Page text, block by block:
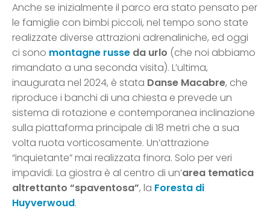
Anche se inizialmente il parco era stato pensato per
le famiglie con bimbi piccoli, nel tempo sono state
realizzate diverse attrazioni adrenaliniche, ed oggi
ci sono montagne russe da urlo (che noi abbiamo
rimandato a una seconda visita). L’ultima,
inaugurata nel 2024, è stata Danse Macabre, che
riproduce i banchi di una chiesta e prevede un
sistema di rotazione e contemporanea inclinazione
sulla piattaforma principale di 18 metri che a sua
volta ruota vorticosamente. Un’attrazione
“inquietante” mai realizzata finora. Solo per veri
impavidi. La giostra è al centro di un’area tematica
altrettanto “spaventosa”, la Foresta di
Huyverwoud.